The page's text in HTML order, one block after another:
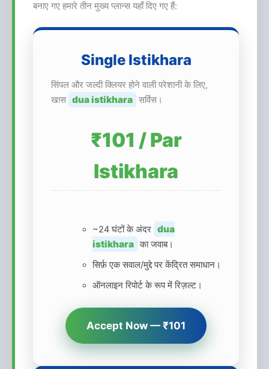
बनाए गए हमारे तीन मुख्य प्लान्स यहाँ दिए गए हैं:
Single Istikhara
सिंपल और जल्दी क्लियर होने वाली परेशानी के लिए,
खास dua istikhara सर्विस।
₹101 / Par
Istikhara
~24 घंटों के अंदर dua
istikhara का जवाब।
सिर्फ़ एक सवाल/मुद्दे पर केंद्रित समाधान।
ऑनलाइन रिपोर्ट के रूप में रिज़ल्ट।
Accept Now — ₹101